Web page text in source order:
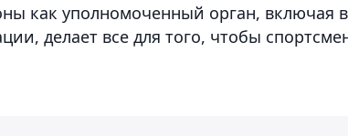
как уполномоченный орган, включая
делает все для того, чтобы